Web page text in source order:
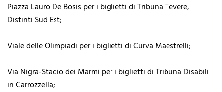
Piazza Lauro De Bosis per i biglietti di Tribuna Tevere,
Distinti Sud Est;
Viale delle Olimpiadi per i biglietti di Curva Maestrelli;
Via Nigra-Stadio dei Marmi per i biglietti di Tribuna Disabili
in Carrozzella;